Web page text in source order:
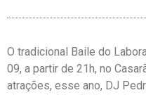
O tradicional Baile do
09, a partir de 21h, no
atrações, esse ano, DJ